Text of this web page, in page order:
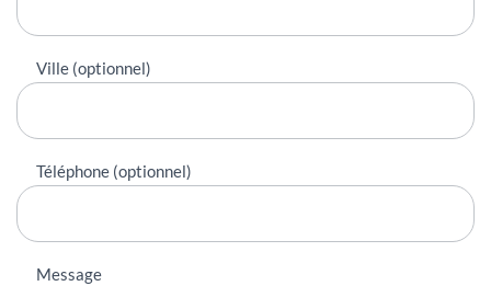
Ville (optionnel)
Téléphone (optionnel)
Message